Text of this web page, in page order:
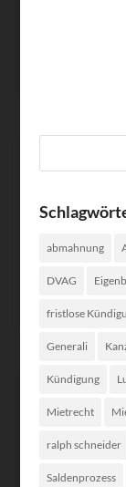
abmahnung
DVAG
fristlose
Generali
Kündigung
Mietrecht
ralph schneider
Saldenprozess